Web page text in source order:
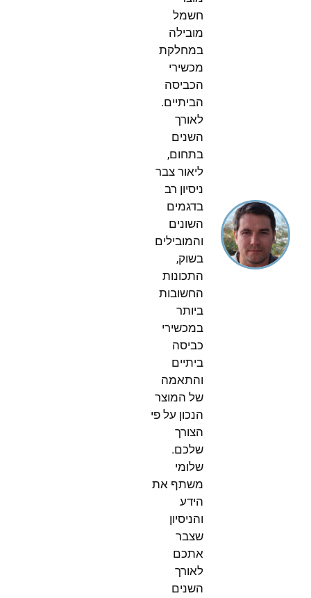
חשמל
מובילה
במחלקת
מכשירי
הכביסה
הביתיים.
לאורך
השנים
בתחום,
ליאור צבר
ניסיון רב
בדגמים
השונים
והמובילים
בשוק,
התכונות
החשובות
ביותר
במכשירי
כביסה
ביתיים
והתאמה
של המוצר
הנכון על פי
הצורך
שלכם.
שלומי
משתף את
הידע
והניסיון
שצבר
אתכם
לאורך
השנים